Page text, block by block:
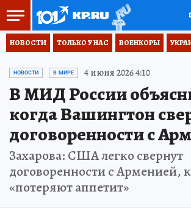
НОВОСТИ ТОЛЬКО У НАС ВОЕНКОРЫ
НОВОСТИ В МИРЕ 4 июня 2026 4:10
В МИД России
когда Вашингтон
договоренности с
Захарова: США легко свернут
договоренности с Арменией,
«потеряют аппетит»